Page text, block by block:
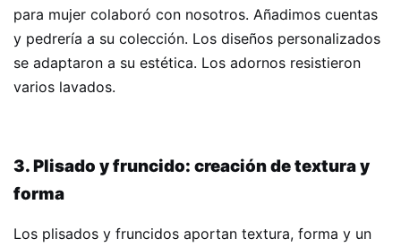
para mujer colaboró ​​con nosotros. Añadimos cuentas
y pedrería a su colección. Los diseños personalizados
se adaptaron a su estética. Los adornos resistieron
varios lavados.
3. Plisado y fruncido: creación de textura y
forma
Los plisados ​​y fruncidos aportan textura, forma y un